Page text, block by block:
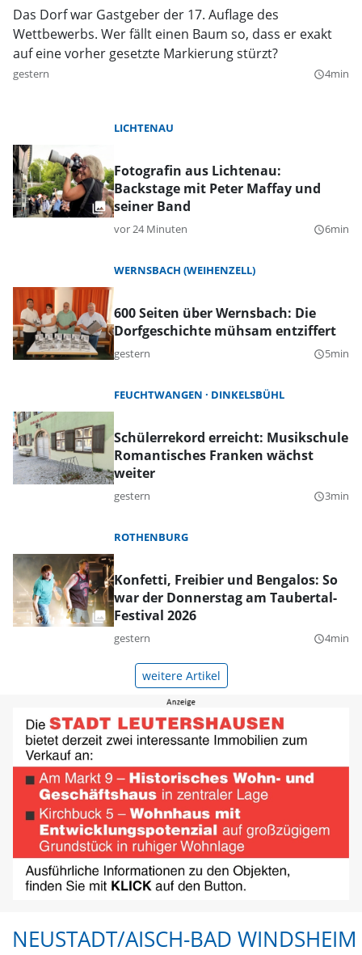
Das Dorf war Gastgeber der 17. Auflage des
Wettbewerbs. Wer fällt einen Baum so, dass er exakt
auf eine vorher gesetzte Markierung stürzt?
gestern query_builder4min
LICHTENAU
Fotografin aus Lichtenau:
Backstage mit Peter Maffay und
seiner Band
vor 24 Minuten query_builder6min
WERNSBACH (WEIHENZELL)
600 Seiten über Wernsbach: Die
Dorfgeschichte mühsam entziffert
gestern query_builder5min
FEUCHTWANGEN DINKELSBÜHL
Schülerrekord erreicht: Musikschule
Romantisches Franken wächst
weiter
gestern query_builder3min
ROTHENBURG
Konfetti, Freibier und Bengalos: So
war der Donnerstag am Taubertal-
Festival 2026
gestern query_builder4min
weitere Artikel
NEUSTADT/AISCH-BAD WINDSHEIM